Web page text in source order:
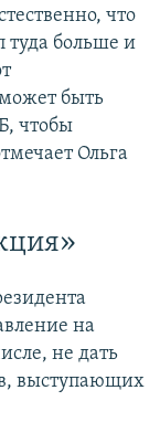
что
туда больше и
быть
чтобы
Ольга
на
не дать
выступающих